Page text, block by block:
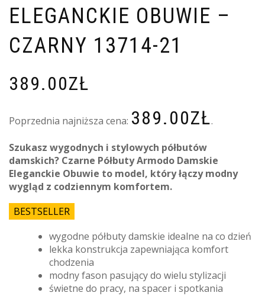
ELEGANCKIE OBUWIE –
CZARNY 13714-21
389.00ZŁ
Poprzednia najniższa cena: 389.00ZŁ.
Szukasz wygodnych i stylowych półbutów
damskich? Czarne Półbuty Armodo Damskie
Eleganckie Obuwie to model, który łączy modny
wygląd z codziennym komfortem.
BESTSELLER
wygodne półbuty damskie idealne na co dzień
lekka konstrukcja zapewniająca komfort
chodzenia
modny fason pasujący do wielu stylizacji
świetne do pracy, na spacer i spotkania